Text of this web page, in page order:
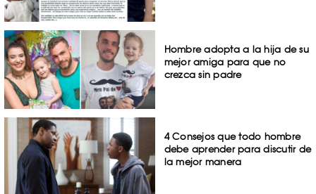
Hombre adopta a la hija de su
mejor amiga para que no
crezca sin padre
4 Consejos que todo hombre
debe aprender para discutir de
la mejor manera